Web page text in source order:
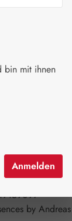
sind nur
In den
by
bin mit ihnen
Anmelden